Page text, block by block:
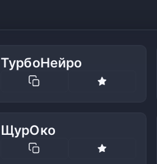
ТурбоНейро
ЩурОко